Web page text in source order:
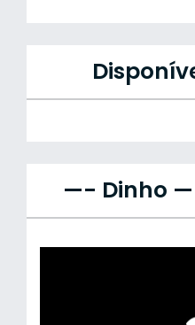
—- Dinho —